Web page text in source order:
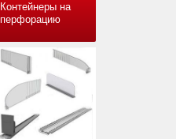
Контейнеры на
перфорацию